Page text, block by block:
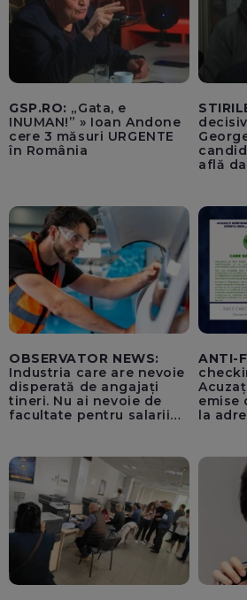
GSP.RO: „Gata, e
INUMAN!” » Ioan Andone
cere 3 măsuri URGENTE
în România
află
OBSERVATOR NEWS:
Industria care are nevoie
disperată de angajați
tineri. Nu ai nevoie de
facultate pentru salarii
ANTI-
emise
la